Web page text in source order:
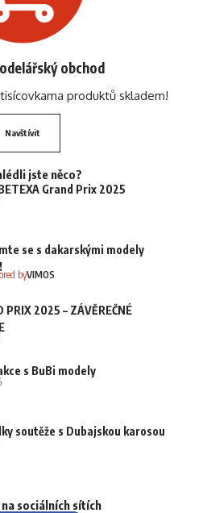
obchod
produktů skladem!
Navštívit
jste něco?
Grand Prix 2025
se s dakarskými modely
byVIMOS
PRIX 2025 – ZÁVĚREČNÉ
s BuBi modely
soutěže s Dubajskou karosou
sociálních sítích